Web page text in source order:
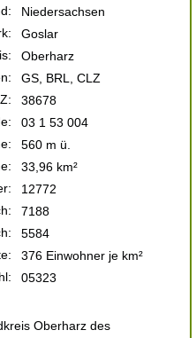
Niedersachsen
Goslar
Oberharz
GS, BRL, CLZ
38678
03 1 53 004
560 m ü.
33,96 km²
12772
7188
5584
376 Einwohner je km²
05323
Oberharz des